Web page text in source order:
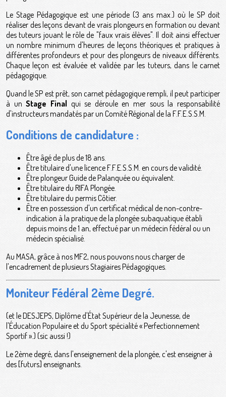
Le Stage Pédagogique est une période (3 ans max.) où le SP doit
réaliser des leçons devant de vrais plongeurs en formation ou devant
des tuteurs jouant le rôle de "faux vrais élèves". Il doit ainsi effectuer
un nombre minimum d'heures de leçons théoriques et pratiques à
différentes profondeurs et pour des plongeurs de niveaux différents.
Chaque leçon est évaluée et validée par les tuteurs, dans le carnet
pédagogique.
Quand le SP est prêt, son carnet pédagogique rempli, il peut participer
à unStage Finalqui se déroule en mer sous la responsabilité
d'instructeurs mandatés par un Comité Régional de la F.F.E.S.S.M.
Conditions de candidature :
Être âgé de plus de 18 ans.
Être titulaire d'une licence F.F.E.S.S.M. en cours de validité.
Être plongeur Guide de Palanquée ou équivalent.
Être titulaire du RIFA Plongée.
Être titulaire du permis Côtier.
Être en possession d'un certificat médical de non-contre-
indication à la pratique de la plongée subaquatique établi
depuis moins de 1 an, effectué par un médecin fédéral ou un
médecin spécialisé.
Au MASA, grâce à nos MF2, nous pouvons nous charger de
l'encadrement de plusieurs Stagiaires Pédagogiques.
Moniteur Fédéral 2ème Degré.
(et le DESJEPS, Diplôme d'État Supérieur de la Jeunesse, de
l'Éducation Populaire et du Sport spécialité « Perfectionnement
Sportif ».) (sic aussi !)
Le 2ème degré, dans l'enseignement de la plongée, c'est enseigner à
des [futurs] enseignants.